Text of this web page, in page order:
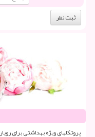
پروتکلهای ویژه بهداشتی برای